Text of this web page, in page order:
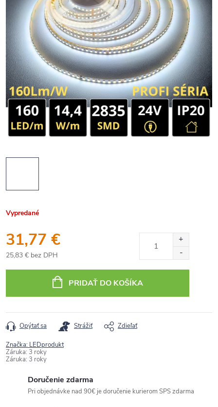
Vypredané
31,77 €
25,83 € bez DPH
cena:
PRIDAŤ DO KOŠÍKA
Opýtať sa Strážiť Zdieľať
Značka: LEDprodukt
Záruka: 3 roky
Záruka: 3 roky
Doručenie zdarma
Pri objednávke nad 90€ je doručenie kurierom SPS zdarma